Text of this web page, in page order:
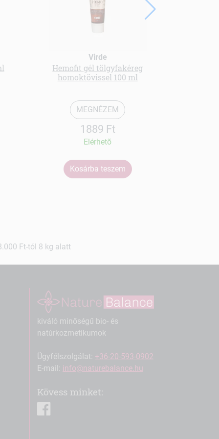
Virde
Hemofit gél tölgyfakéreg
homoktövissel 100 ml
MEGNÉZEM
1889 Ft
Elérhetõ
Kosárba teszem
Ft-tól 8 kg alatt
kiváló minőségű bio- és
natúrkozmetikumok
Ügyfélszolgálat: +36-20-593-0902
E-mail: info@naturebalance.hu
Kövess minket: